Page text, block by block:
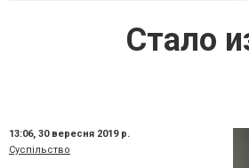
Стало
13:06, 30 вересня 2019 р.
Суспільство